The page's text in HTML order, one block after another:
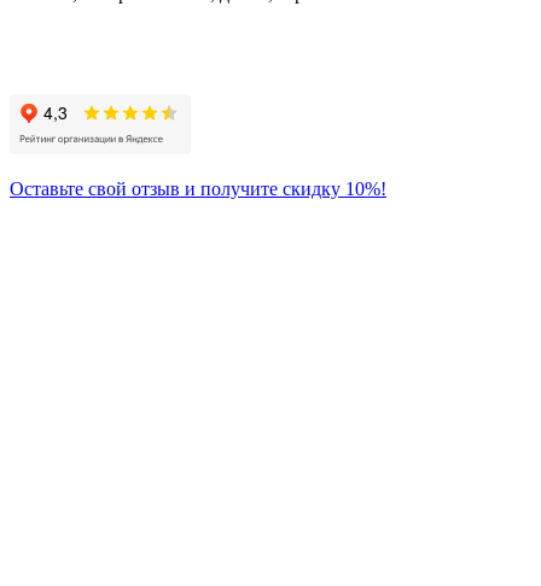
Оставьте свой отзыв и получите скидку 10%!